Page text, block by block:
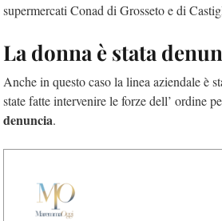
supermercati Conad di Grosseto e di
La donna è stata
Anche in questo caso la linea aziendale è
state fatte intervenire le forze dell’ ordine
denuncia.